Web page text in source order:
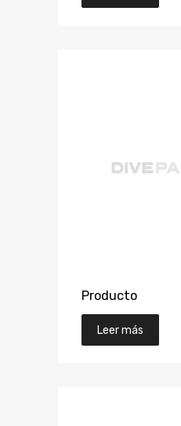
Producto
Leer más